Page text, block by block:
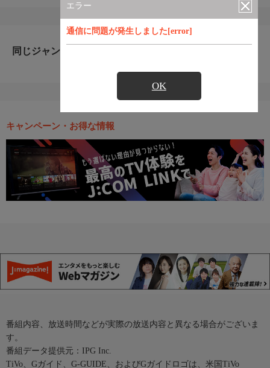
エラー
通信に問題が発生しました[error]
OK
同じジャンルのおすすめ番組
キャンペーン・お得な情報
番組内容、放送時間などが実際の放送内容と異なる場合がございま
す。
番組データ提供元：IPG Inc.
TiVo、Gガイド、G-GUIDE、およびGガイドロゴは、米国TiVo